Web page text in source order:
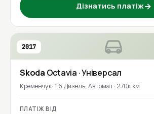
Дізнатись платіж→
2017
Skoda Octavia · Універсал
Кременчук 1.6 Дизель Автомат 270к км
ПЛАТІЖ ВІД